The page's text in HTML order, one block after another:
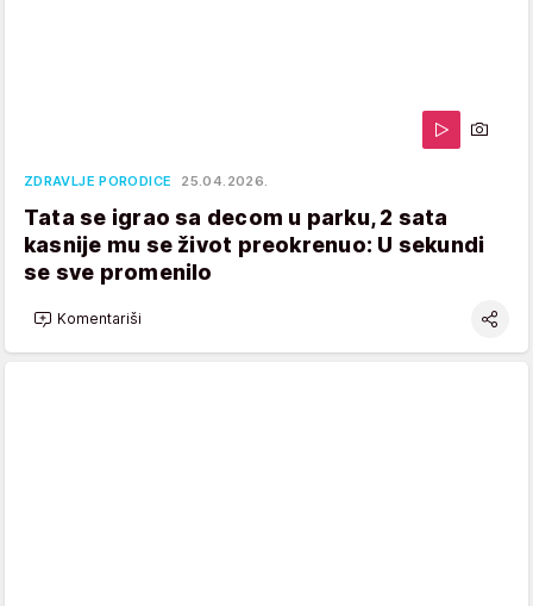
ZDRAVLJE PORODICE 25.04.2026.
Tata se igrao sa decom u parku, 2 sata
kasnije mu se život preokrenuo: U sekundi
se sve promenilo
Komentariši